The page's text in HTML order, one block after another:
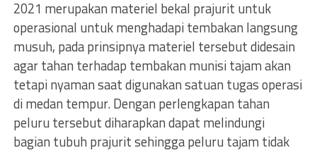
2021 merupakan materiel bekal prajurit untuk
operasional untuk menghadapi tembakan langsung
musuh, pada prinsipnya materiel tersebut didesain
agar tahan terhadap tembakan munisi tajam akan
tetapi nyaman saat digunakan satuan tugas operasi
di medan tempur. Dengan perlengkapan tahan
peluru tersebut diharapkan dapat melindungi
bagian tubuh prajurit sehingga peluru tajam tidak